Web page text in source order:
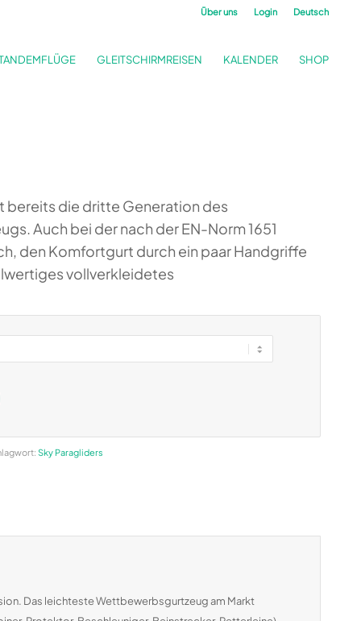
Über uns Login Deutsch
GLEITSCHIRMREISEN KALENDER SHOP
bereits die dritte Generation des
Auch bei der nach der EN-Norm 1651
den Komfortgurt durch ein paar Handgriffe
vollverkleidetes
Sky Paragliders
Das leichteste Wettbewerbsgurtzeug am Markt